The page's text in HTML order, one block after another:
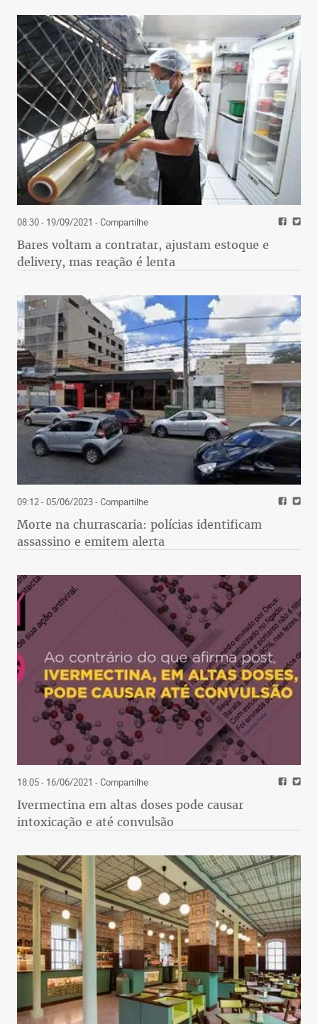
08:30 - 19/09/2021 - Compartilhe
Bares voltam a contratar, ajustam estoque e
delivery, mas reação é lenta
09:12 - 05/06/2023- Compartilhe
Morte na churrascaria: polícias identificam
assassino e emitem alerta
18:05 - 16/06/2021 - Compartilhe
Ivermectina em altas doses pode causar
intoxicação e até convulsão